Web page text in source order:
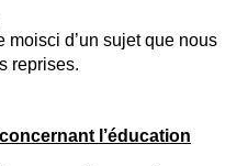
l’éducation
d’un sujet que nous
reprises.